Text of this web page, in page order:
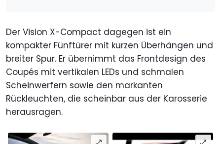
Der Vision X-Compact dagegen ist ein
kompakter Fünftürer mit kurzen Überhängen und
breiter Spur. Er übernimmt das Frontdesign des
Coupés mit vertikalen LEDs und schmalen
Scheinwerfern sowie den markanten
Rückleuchten, die scheinbar aus der Karosserie
herausragen.